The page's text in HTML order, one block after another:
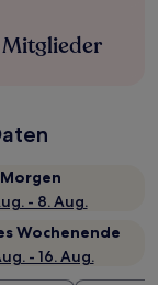
Morgen
- 8. Aug.
Wochenende
- 16. Aug.